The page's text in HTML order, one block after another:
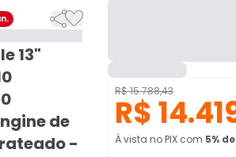

13"
de
-
R$ 15.788,43
R$
À vista no PIX com 5%